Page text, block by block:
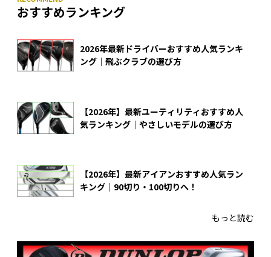
おすすめランキング
2026年最新ドライバーおすすめ人気ランキ
ング｜飛ぶクラブの選び方
【2026年】最新ユーティリティおすすめ人
気ランキング｜やさしいモデルの選び方
【2026年】最新アイアンおすすめ人気ラン
キング｜90切り・100切りへ！
もっと読む